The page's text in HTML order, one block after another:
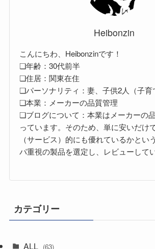
Heibonzin
こんにちわ、Heibonzinです！
❏年齢：30代前半
❏住居：関東在住
❏パーソナリティ：妻、子供2人（子育
❏本業：メーカーの品質管理
❏ブログについて：本業はメーカーの
っています。そのため、単に安いだけ
（サービス）的にも優れているかとい
パ重視の製品を選定し、レビューしてい
カテゴリー
ALL (63)